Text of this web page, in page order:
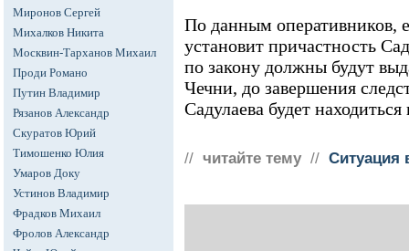
Миронов Сергей
Михалков Никита
Москвин-Тарханов Михаил
Проди Романо
Путин Владимир
Рязанов Александр
Скуратов Юрий
Тимошенко Юлия
Умаров Доку
Устинов Владимир
Фрадков Михаил
Фролов Александр
По данным оперативников,
установит причастность
по закону должны будут
Чечни, до завершения
Садулаева будет
// читайте тему // Ситуация